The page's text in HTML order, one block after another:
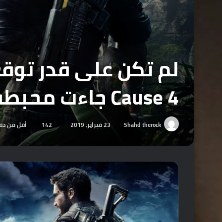
Cause 4 جاءت محبطة للآمال!
Shahd therock 23 فبراير، 2019 142 أقل من